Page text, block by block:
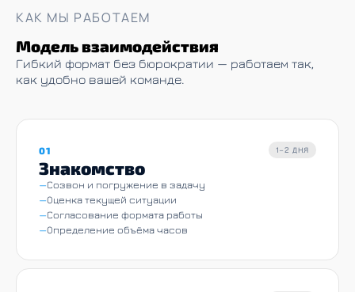
КАК МЫ РАБОТАЕМ
Модель взаимодействия
Гибкий формат без бюрократии — работаем так,
как удобно вашей команде.
01 1–2 ДНЯ
Знакомство
Созвон и погружение в задачу
Оценка текущей ситуации
Согласование формата работы
Определение объёма часов